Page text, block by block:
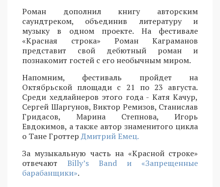
Роман дополнил книгу авторским
саундтреком, объединив литературу и
музыку в одном проекте. На фестивале
«Красная строка» Роман Каграманов
представит свой дебютный роман и
познакомит гостей с его необычным миром.
Напомним, фестиваль пройдет на
Октябрьской площади с 21 по 23 августа.
Среди хедлайнеров этого года - Катя Качур,
Сергей Шаргунов, Виктор Ремизов, Станислав
Гридасов, Марина Степнова, Игорь
Евдокимов, а также автор знаменитого цикла
о Тане ГроттерДмитрий Емец.
За музыкальную часть на «Красной строке»
отвечают Billy’s Band и «Запрещенные
барабанщики».